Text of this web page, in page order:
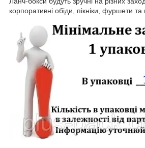
корпоративні обіди, пікніки, фуршети та